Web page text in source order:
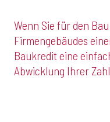
Wenn Sie für den
Firmengebäudes
Baukredit eine
Abwicklung Ihrer